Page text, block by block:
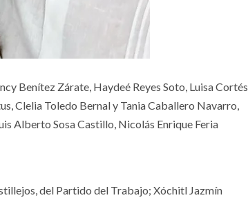
Benítez Zárate, Haydeé Reyes Soto, Luisa Cortés
Clelia Toledo Bernal y Tania Caballero Navarro,
Alberto Sosa Castillo, Nicolás Enrique Feria
del Partido del Trabajo; Xóchitl Jazmín